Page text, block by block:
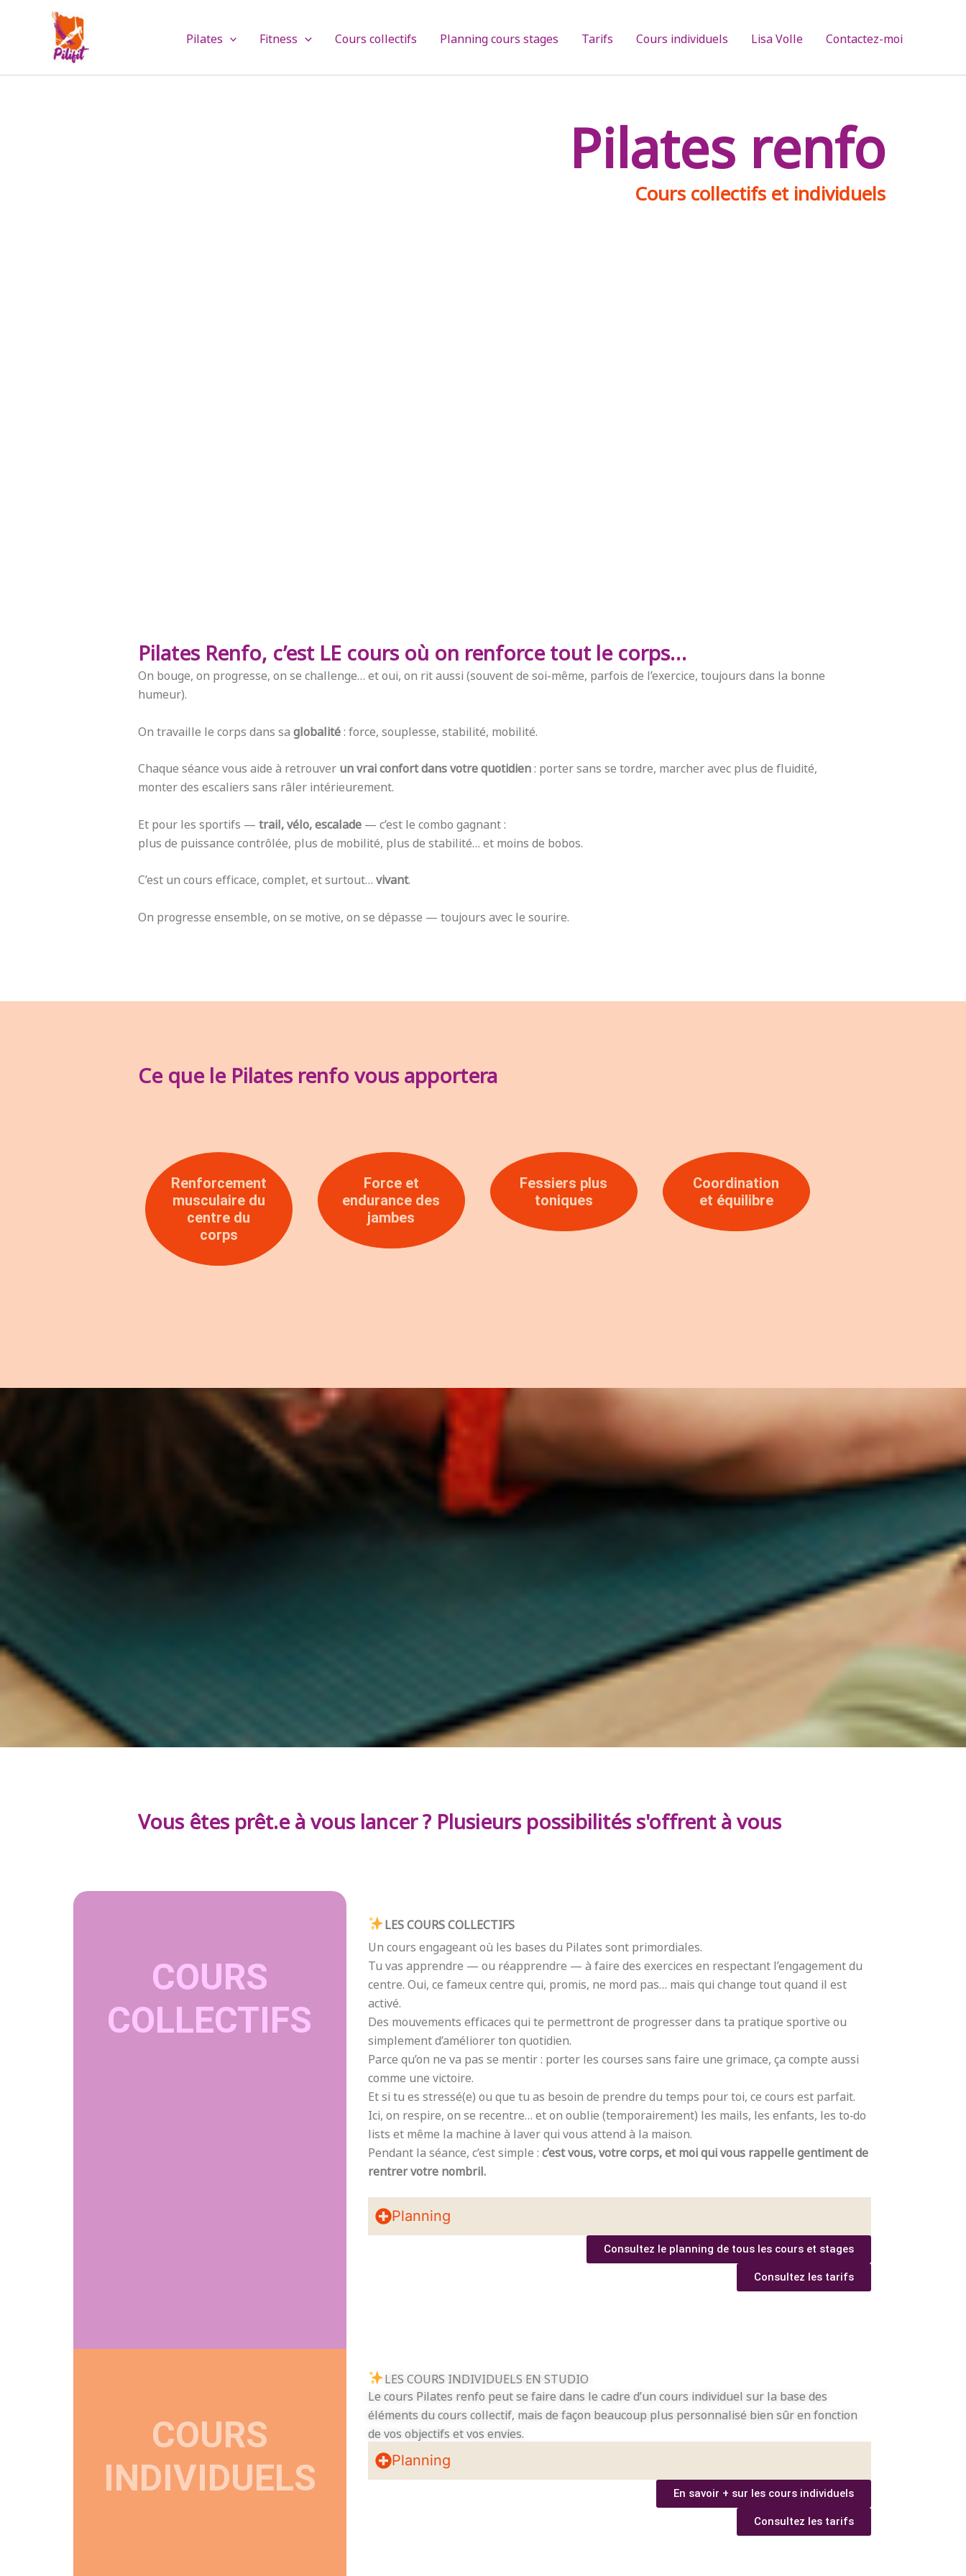
Pilates Fitness Cours collectifs Planning cours stages Tarifs Cours individuels Lisa Volle Contactez-moi
Pilates renfo
Cours collectifs et individuels
Pilates Renfo, c’est LE cours où on renforce tout le corps…
On bouge, on progresse, on se challenge… et oui, on rit aussi (souvent de soi-même, parfois de l’exercice, toujours dans la bonne
humeur).
On travaille le corps dans saglobalité: force, souplesse, stabilité, mobilité.
Chaque séance vous aide à retrouverun vrai confort dans votre quotidien: porter sans se tordre, marcher avec plus de fluidité,
monter des escaliers sans râler intérieurement.
Et pour les sportifs —trail, vélo, escalade— c’est le combo gagnant :
plus de puissance contrôlée, plus de mobilité, plus de stabilité… et moins de bobos.
C’est un cours efficace, complet, et surtout…vivant.
On progresse ensemble, on se motive, on se dépasse — toujours avec le sourire.
Ce que le Pilates renfo vous apportera
Renforcement
musculaire du
centre du
corps
Force et
endurance des
jambes
Fessiers plus
toniques
Coordination
et équilibre
Vous êtes prêt.e à vous lancer ? Plusieurs possibilités s'offrent à vous
COURS
COLLECTIFS
LES COURS COLLECTIFS
Un cours engageant où les bases du Pilates sont primordiales.
Tu vas apprendre — ou réapprendre — à faire des exercices en respectant l’engagement du
centre. Oui, ce fameux centre qui, promis, ne mord pas… mais qui change tout quand il est
activé.
Des mouvements efficaces qui te permettront de progresser dans ta pratique sportive ou
simplement d’améliorer ton quotidien.
Parce qu’on ne va pas se mentir : porter les courses sans faire une grimace, ça compte aussi
comme une victoire.
Et si tu es stressé(e) ou que tu as besoin de prendre du temps pour toi, ce cours est parfait.
Ici, on respire, on se recentre… et on oublie (temporairement) les mails, les enfants, les to‑do
lists et même la machine à laver qui vous attend à la maison.
Pendant la séance, c’est simple :c’est vous, votre corps, et moi qui vous rappelle gentiment de
rentrer votre nombril.
Planning
Consultez le planning de tous les cours et stages
Consultez les tarifs
COURS
INDIVIDUELS
LES COURS INDIVIDUELS EN STUDIO
Le cours Pilates renfo peut se faire dans le cadre d’un cours individuel sur la base des
éléments du cours collectif, mais de façon beaucoup plus personnalisé bien sûr en fonction
de vos objectifs et vos envies.
Planning
En savoir + sur les cours individuels
Consultez les tarifs